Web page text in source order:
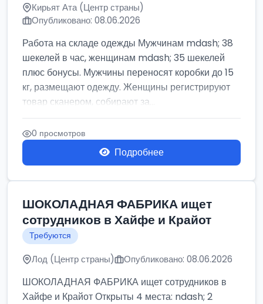
Кирьят Ата (Центр страны)
Опубликовано: 08.06.2026
Работа на складе одежды Мужчинам mdash; 38
шекелей в час, женщинам mdash; 35 шекелей
плюс бонусы. Мужчины переносят коробки до 15
кг, размещают одежду. Женщины регистрируют
товар сканером, собирают за...
0 просмотров
Подробнее
ШОКОЛАДНАЯ ФАБРИКА ищет
сотрудников в Хайфе и Крайот
Требуются
Лод (Центр страны) Опубликовано: 08.06.2026
ШОКОЛАДНАЯ ФАБРИКА ищет сотрудников в
Хайфе и Крайот Открыты 4 места: ndash; 2